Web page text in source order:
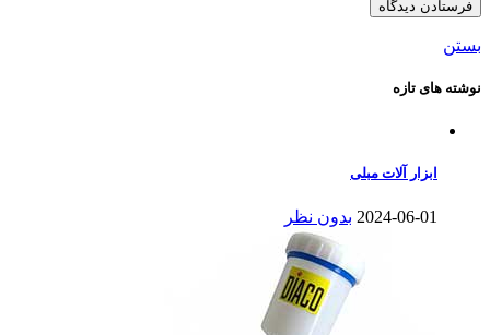
بستن
نوشته های تازه
ابزار آلات مبلی
2024-06-01 بدون نظر